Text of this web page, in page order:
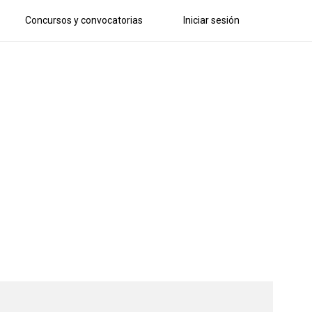
Concursos y convocatorias Iniciar sesión